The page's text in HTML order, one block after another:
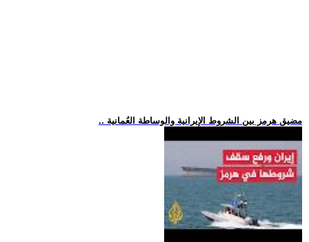
.. مضيق هرمز بين الشروط الإيرانية والوساطة العُمانية